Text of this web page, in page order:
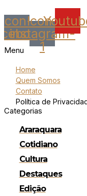
Icon-Icon-
instagram-
1
Menu
Home
Quem Somos
Contato
Política de
Categorias
Araraquara
Cotidiano
Cultura
Destaques
Edição